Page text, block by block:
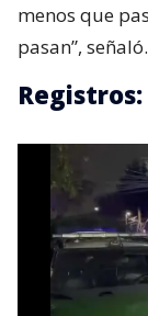
menos que
pasan”, señaló.
Registros: